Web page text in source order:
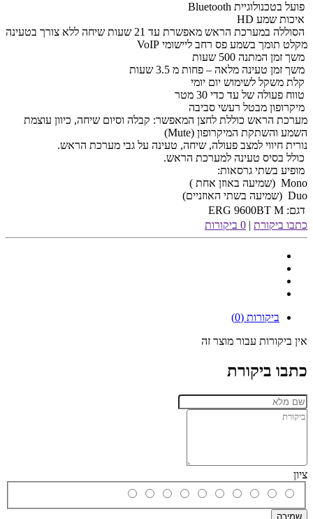
פועל בטכנולוגיית Bluetooth
איכות שמע HD
הסוללה במערכת הראש מאפשרת עד 21 שעות שיחה ללא צורך בטעינה
מקלט תומך בשמע פס רחב ליישומי VoIP
משך זמן המתנה 500 שעות
משך זמן טעינה מלאה – פחות מ 3.5 שעות
קלת משקל לשימוש יום יומי
טווח פעולה של עד כדי 30 מטר
מיקרופון מבטל רעשי סביבה
מערכת הראש כוללת לחצן המאפשר: קבלה וסיום שיחה, כיוון עוצמת
השמע והשתקת המיקרופון (Mute)
נורית חיווי למצב פעולה, שיחה, טעינה על גבי מערכת הראש.
כולל בסיס טעינה למערכת הראש.
מופיע בשתי גרסאות:
Mono (שמיעה באוזן אחת )
Duo (שמיעה בשתי האוזניים)
דגם: ERG 9600BT M
כתבו ביקורת | 0 ביקורות
ביקורות (0)
אין ביקורות עבור מוצר זה
כתבו ביקורת
ציון
שמירה